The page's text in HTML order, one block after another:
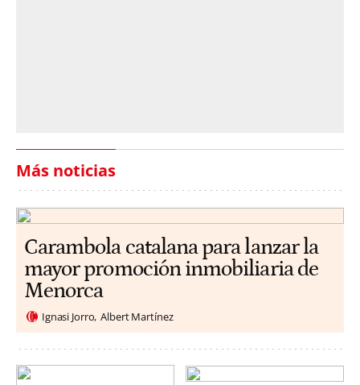
Más noticias
Carambola catalana para lanzar la
mayor promoción inmobiliaria de
Menorca
Ignasi Jorro Albert Martínez